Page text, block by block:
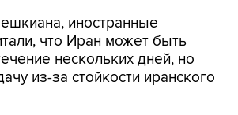
иностранные
что Иран может быть
нескольких дней, но
из-за стойкости иранского